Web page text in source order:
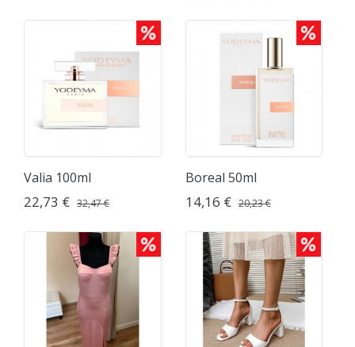
Valia 100ml
22,73 € 32,47 €
Boreal 50ml
14,16 € 20,23 €